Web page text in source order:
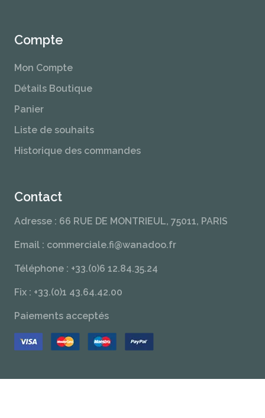
Compte
Mon Compte
Détails Boutique
Panier
Liste de souhaits
Historique des commandes
Contact
Adresse : 66 RUE DE MONTRIEUL, 75011, PARIS
Email : commerciale.fi@wanadoo.fr
Téléphone : +33.(0)6 12.84.35.24
Fix : +33.(0)1 43.64.42.00
Paiements acceptés